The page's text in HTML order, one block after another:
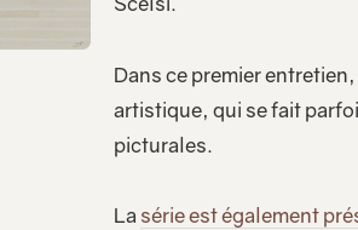
Dans ce premier
artistique, qui se fait
picturales.
La série est également